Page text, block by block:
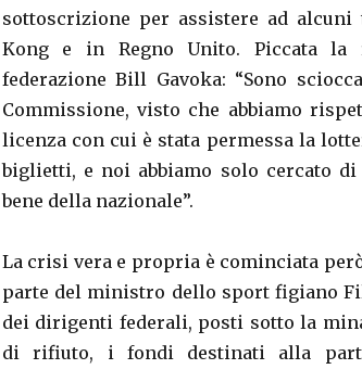
sottoscrizione per assistere ad
Kong e in Regno Unito. Piccata la
federazione Bill Gavoka: “Sono
Commissione, visto che abbiamo
licenza con cui è stata permessa la
biglietti, e noi abbiamo solo cercato
bene della nazionale”.
La crisi vera e propria è cominciata
parte del ministro dello sport figiano
dei dirigenti federali, posti sotto la
di rifiuto, i fondi destinati alla